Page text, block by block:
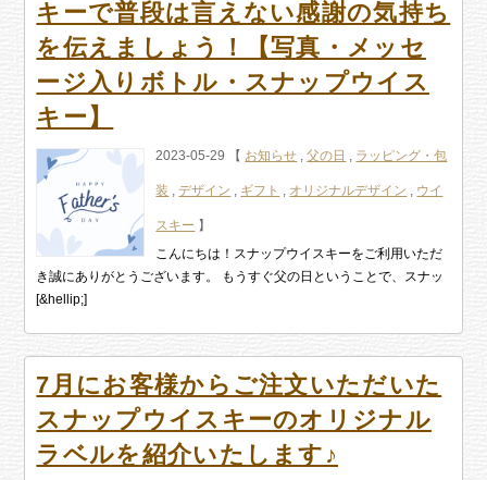
キーで普段は言えない感謝の気持ち
を伝えましょう！【写真・メッセ
ージ入りボトル・スナップウイス
キー】
2023-05-29 【 お知らせ ,父の日 , ラッピング・包
装 ,デザイン , ギフト , オリジナルデザイン , ウイ
スキー 】
こんにちは！スナップウイスキーをご利用いただ
き誠にありがとうございます。 もうすぐ父の日ということで、スナッ
[&hellip;]
7月にお客様からご注文いただいた
スナップウイスキーのオリジナル
ラベルを紹介いたします♪